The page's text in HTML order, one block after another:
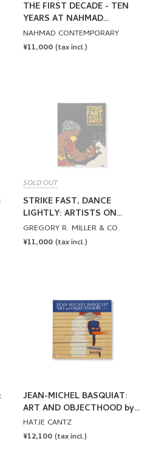
CONTEMPORARY
NAHMAD CONTEMPORARY
REGULAR
PRICE
¥11,000
STRIKE FAST, DANCE
LIGHTLY: ARTISTS ON
BOXING
GREGORY R. MILLER & CO.
REGULAR
PRICE
¥11,000 (tax incl.)
Jean-Michel Basquiat
HATJE CANTZ
REGULAR
PRICE
¥12,100(tax incl.)